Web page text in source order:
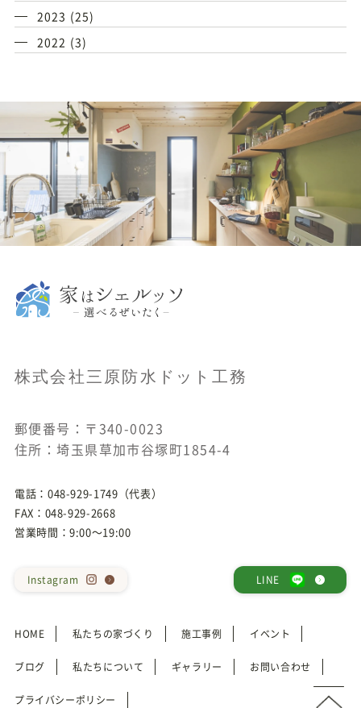
2023 (25)
2022 (3)
株式会社三原防水ドット工務
郵便番号：〒340-0023
住所：埼玉県草加市谷塚町1854-4
電話： 048-929-1749 （代表）
FAX：048-929-2668
営業時間：9:00～19:00
Instagram LINE
HOME 私たちの家づくり 施工事例 イベント
ブログ 私たちについて ギャラリー お問い合わせ
プライバシーポリシー